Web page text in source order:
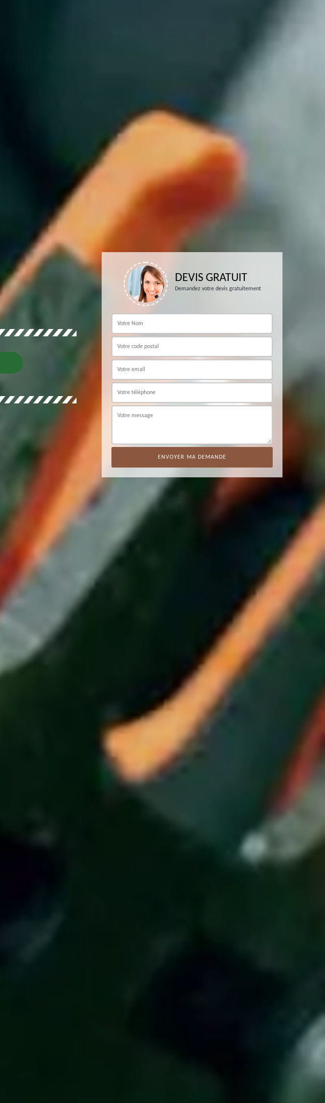
DEVIS GRATUIT
Demandez votre devis gratuitement